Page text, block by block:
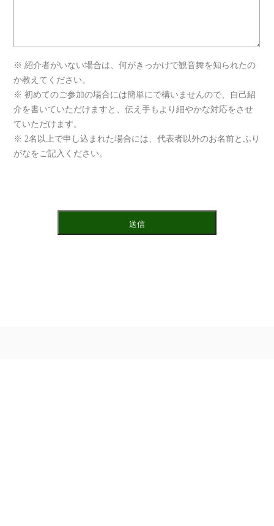
※ 紹介者がいない場合は、何がきっかけで観音舞を知られたの
か教えてください。
※ 初めてのご参加の場合には簡単にで構いませんので、自己紹
介を書いていただけますと、伝え手もより細やかな対応をさせ
ていただけます。
※ 2名以上で申し込まれた場合には、代表者以外のお名前とふり
がなをご記入ください。